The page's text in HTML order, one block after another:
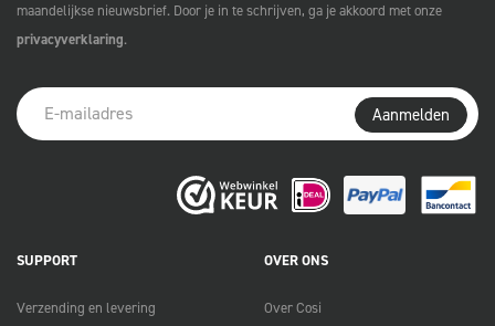
maandelijkse nieuwsbrief. Door je in te schrijven, ga je akkoord met onze
privacyverklaring.
Aanmelden
SUPPORT
Verzending en levering
OVER ONS
Over Cosi